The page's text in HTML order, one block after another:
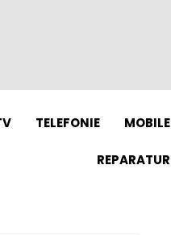
TELEFONIE MOBILE
REPARATUR